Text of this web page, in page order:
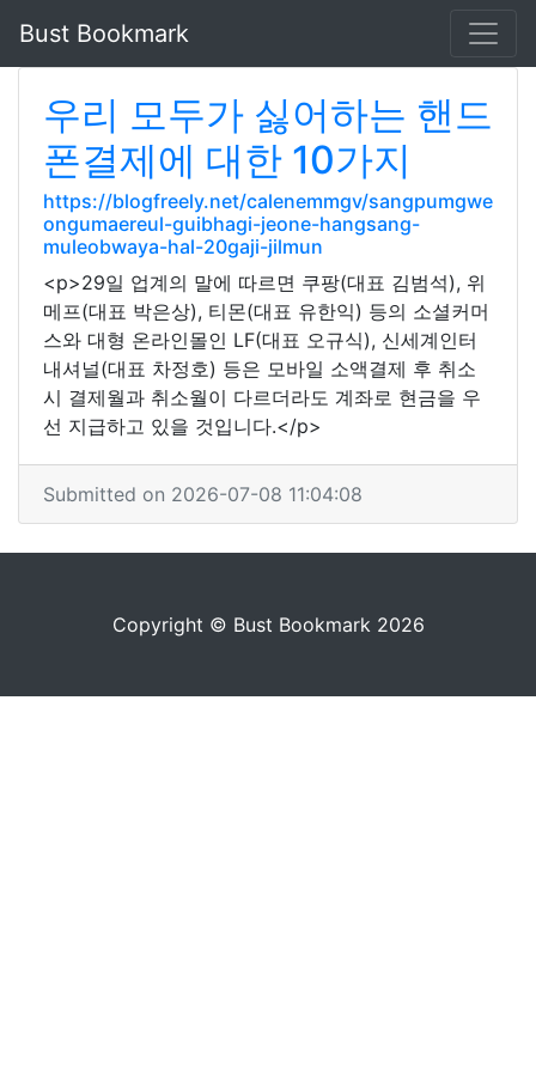
Bust Bookmark
우리 모두가 싫어하는 핸드
폰결제에 대한 10가지
https://blogfreely.net/calenemmgv/sangpumgwe
ongumaereul-guibhagi-jeone-hangsang-
muleobwaya-hal-20gaji-jilmun
<p>29일 업계의 말에 따르면 쿠팡(대표 김범석), 위
메프(대표 박은상), 티몬(대표 유한익) 등의 소셜커머
스와 대형 온라인몰인 LF(대표 오규식), 신세계인터
내셔널(대표 차정호) 등은 모바일 소액결제 후 취소
시 결제월과 취소월이 다르더라도 계좌로 현금을 우
선 지급하고 있을 것입니다.</p>
Submitted on 2026-07-08 11:04:08
Copyright © Bust Bookmark 2026